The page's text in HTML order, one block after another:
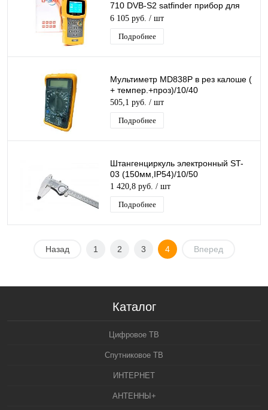
710 DVB-S2 satfinder прибор для
точной настройки спутниковых
антенн
6 105 руб. / шт
Подробнее
Мультиметр MD838P в рез калоше (
+ темпер.+проз)/10/40
505,1 руб. / шт
Подробнее
Штангенциркуль электронный ST-
03 (150мм,IP54)/10/50
1 420,8 руб. / шт
Подробнее
Назад 1 2 3 4 Вперед
Каталог
Цифровое ТВ
Спутниковое ТВ
ИНТЕРНЕТ
АНТЕННЫ+